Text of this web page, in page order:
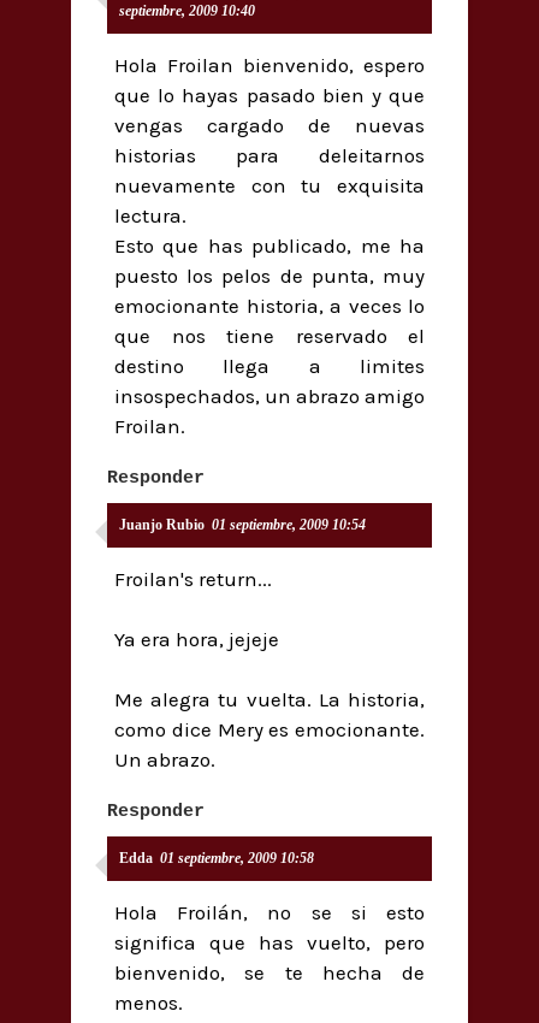
septiembre, 2009 10:40
Hola Froilan bienvenido, espero
que lo hayas pasado bien y que
vengas cargado de nuevas
historias para deleitarnos
nuevamente con tu exquisita
lectura.
Esto que has publicado, me ha
puesto los pelos de punta, muy
emocionante historia, a veces lo
que nos tiene reservado el
destino llega a limites
insospechados, un abrazo amigo
Froilan.
Responder
Juanjo Rubio 01 septiembre, 2009 10:54
Froilan's return...
Ya era hora, jejeje
Me alegra tu vuelta. La historia,
como dice Mery es emocionante.
Un abrazo.
Responder
Edda 01 septiembre, 2009 10:58
Hola Froilán, no se si esto
significa que has vuelto, pero
bienvenido, se te hecha de
menos.